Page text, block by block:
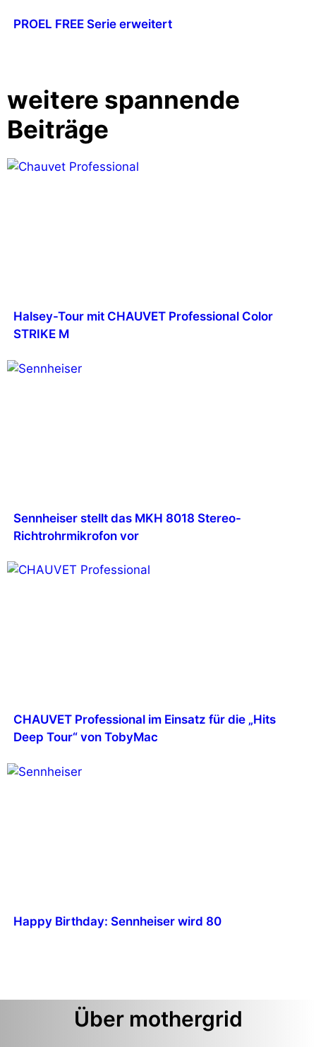
PROEL FREE Serie erweitert
weitere spannende
Beiträge
Halsey-Tour mit CHAUVET Professional Color
STRIKE M
Sennheiser stellt das MKH 8018 Stereo-
Richtrohrmikrofon vor
CHAUVET Professional im Einsatz für die „Hits
Deep Tour“ von TobyMac
Happy Birthday: Sennheiser wird 80
Über mothergrid